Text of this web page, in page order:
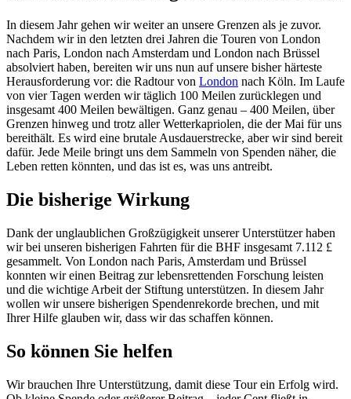
In diesem Jahr gehen wir weiter an unsere Grenzen als je zuvor.
Nachdem wir in den letzten drei Jahren die Touren von London
nach Paris, London nach Amsterdam und London nach Brüssel
absolviert haben, bereiten wir uns nun auf unsere bisher härteste
Herausforderung vor: die Radtour von London nach Köln. Im Laufe
von vier Tagen werden wir täglich 100 Meilen zurücklegen und
insgesamt 400 Meilen bewältigen. Ganz genau – 400 Meilen, über
Grenzen hinweg und trotz aller Wetterkapriolen, die der Mai für uns
bereithält. Es wird eine brutale Ausdauerstrecke, aber wir sind bereit
dafür. Jede Meile bringt uns dem Sammeln von Spenden näher, die
Leben retten könnten, und das ist es, was uns antreibt.
Die bisherige Wirkung
Dank der unglaublichen Großzügigkeit unserer Unterstützer haben
wir bei unseren bisherigen Fahrten für die BHF insgesamt 7.112 £
gesammelt. Von London nach Paris, Amsterdam und Brüssel
konnten wir einen Beitrag zur lebensrettenden Forschung leisten
und die wichtige Arbeit der Stiftung unterstützen. In diesem Jahr
wollen wir unsere bisherigen Spendenrekorde brechen, und mit
Ihrer Hilfe glauben wir, dass wir das schaffen können.
So können Sie helfen
Wir brauchen Ihre Unterstützung, damit diese Tour ein Erfolg wird.